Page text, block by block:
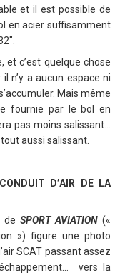
et il est possible de
en acier suffisamment
et c’est quelque chose
n’y a aucun espace ni
Mais même
fournie par le bol en
pas moins salissant…
aussi salissant.
D’AIR DE LA
deSPORT AVIATION («
») figure une photo
SCAT passant assez
vers la